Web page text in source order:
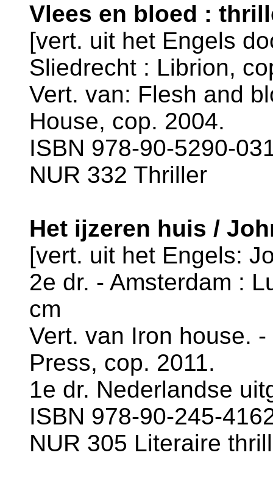
Vlees en bloed :
[vert. uit het Engels
Sliedrecht : Librion,
Vert. van: Flesh and
House, cop. 2004.
ISBN 978-90-5290-
NUR 332 Thriller
Het ijzeren huis /
[vert. uit het Engels:
2e dr. - Amsterdam :
cm
Vert. van Iron house.
Press, cop. 2011.
1e dr. Nederlandse
ISBN 978-90-245-
NUR 305 Literaire